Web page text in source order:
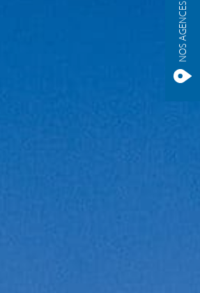
NOS AGENCES